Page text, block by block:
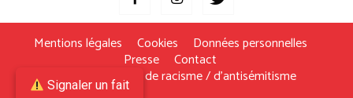
Signaler un fait
Mentions légales Cookies Données personnelles
Presse Contact
Je signale un fait de racisme / d’antisémitisme